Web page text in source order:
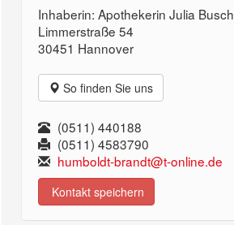
Inhaberin: Apothekerin Julia Busch
Limmerstraße 54
30451 Hannover
So finden Sie uns
(0511) 440188
(0511) 4583790
humboldt-brandt@t-online.de
Kontakt speichern